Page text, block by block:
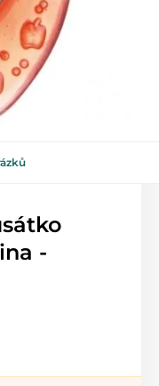
-